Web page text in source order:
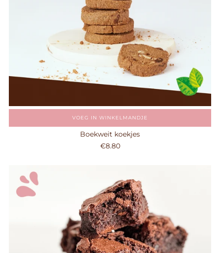
VOEG IN WINKELMANDJE
Boekweit koekjes
€8.80